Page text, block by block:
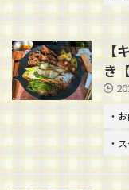
き
・
・